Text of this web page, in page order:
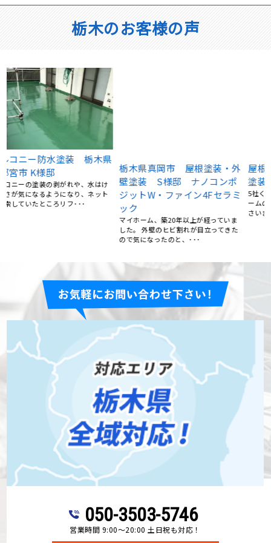
栃木のお客様の声
栃木県真岡市 屋根塗装・外
壁塗装 S様邸 ナノコンポ
ジットW・ファイン4Fセラミ
ック
マイホーム、築20年以上が経っていま
した。 外壁のヒビ割れが目立ってきた
塗装 栃木県宇都宮市 N様
5社くらい提案を聞きましたが、リフォ
ームの森さんが一番丁寧にご対応くだ
050-3503-5746
営業時間 9:00～20:00 土日祝も対応！